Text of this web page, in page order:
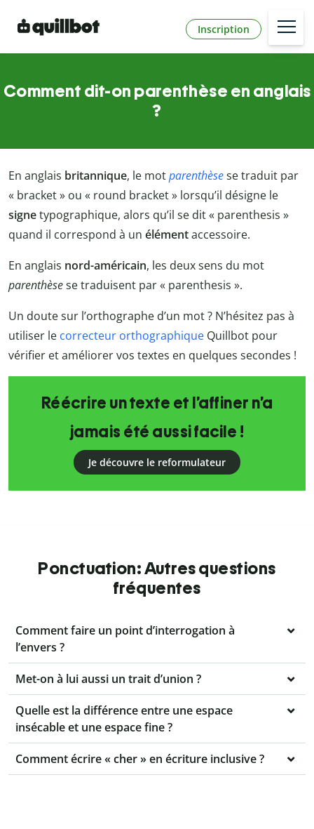
Inscription
Comment dit-on parenthèse en anglais
?
En anglais britannique, le motparenthèsese traduit par
« bracket » ou « round bracket » lorsqu’il désigne le
signetypographique, alors qu’il se dit « parenthesis »
quand il correspond à un élémentaccessoire.
En anglais nord-américain, les deux sens du mot
parenthèsese traduisent par « parenthesis ».
Un doute sur l’orthographe d’un mot ? N’hésitez pas à
utiliser le correcteur orthographique Quillbot pour
vérifier et améliorer vos textes en quelques secondes !
Réécrire un texte et l’affiner n’a
jamais été aussi facile !
Je découvre le reformulateur
Ponctuation: Autres questions
fréquentes
Comment faire un point d’interrogation à
l’envers ?
Met-on à lui aussi un trait d’union ?
Quelle est la différence entre une espace
insécable et une espace fine ?
Comment écrire « cher » en écriture inclusive ?